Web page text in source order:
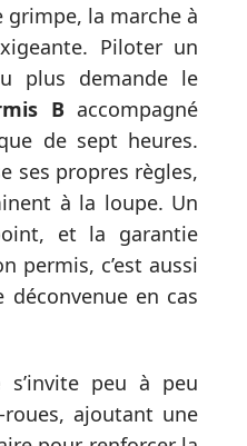
grimpe, la marche à
Piloter un
plus demande le
B accompagné
de sept heures.
ses propres règles,
à la loupe. Un
et la garantie
permis, c’est aussi
déconvenue en cas
s’invite peu à peu
roues, ajoutant une